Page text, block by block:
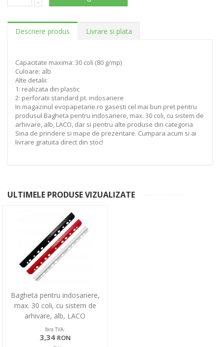
Descriere produs Livrare si plata
Capacitate maxima: 30 coli (80 g/mp)
Culoare: alb
Alte detalii:
1: realizata din plastic
2: perforatii standard pt. indosariere
In magazinul evopapetarie.ro gasesti cel mai bun pret pentru
produsul Bagheta pentru indosariere, max. 30 coli, cu sistem de
arhivare, alb, LACO, dar si pentru alte produse din categoria
Sina de prindere si mape de prezentare. Cumpara acum si ai
livrare gratuita direct din stoc!
ULTIMELE PRODUSE VIZUALIZATE
Bagheta pentru indosariere,
max. 30 coli, cu sistem de
arhivare, alb, LACO
fara TVA:
3,34 RON